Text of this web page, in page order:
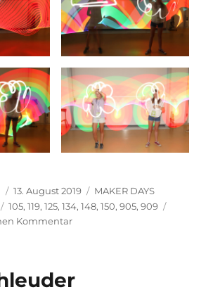
Veröffentlicht
am
13. August 2019 Kategorien
MAKER DAYS
Schlagwörter
105,119,125,134,148,150,905,909
Kommentarzu